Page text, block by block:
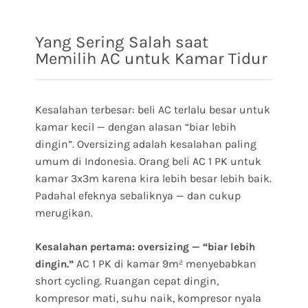
Yang Sering Salah saat
Memilih AC untuk Kamar Tidur
Kesalahan terbesar: beli AC terlalu besar untuk
kamar kecil — dengan alasan “biar lebih
dingin”. Oversizing adalah kesalahan paling
umum di Indonesia. Orang beli AC 1 PK untuk
kamar 3x3m karena kira lebih besar lebih baik.
Padahal efeknya sebaliknya — dan cukup
merugikan.
Kesalahan pertama: oversizing — “biar lebih
dingin.” AC 1 PK di kamar 9m² menyebabkan
short cycling. Ruangan cepat dingin,
kompresor mati, suhu naik, kompresor nyala